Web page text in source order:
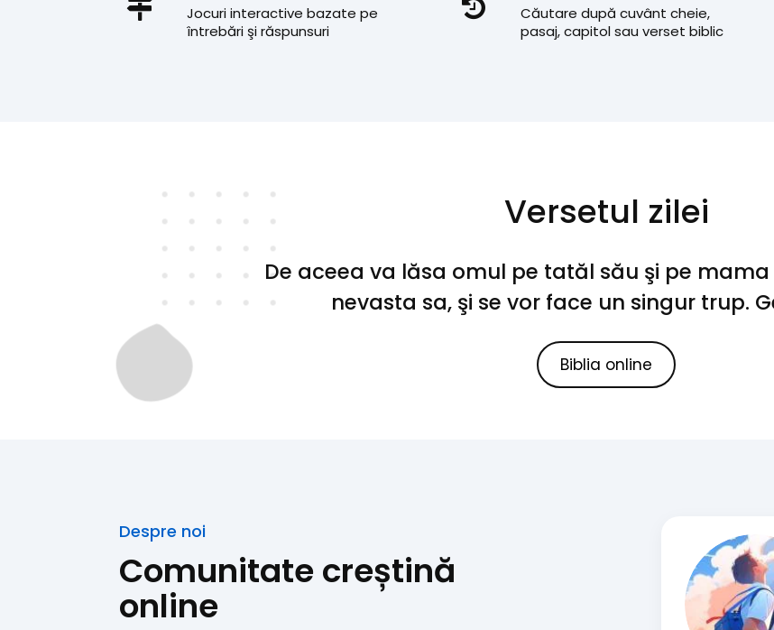
Jocuri interactive bazate pe
întrebări şi răspunsuri
Căutare după cuvânt cheie,
pasaj, capitol sau verset biblic
Versetul zilei
De aceea va lăsa omul pe tatăl său şi pe mama
nevasta sa, şi se vor face un singur trup.
Biblia online
Despre noi
Comunitate creștină
online